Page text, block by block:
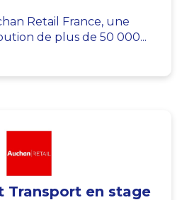
Retail France, une
de plus de 50 000...
Transport en stage